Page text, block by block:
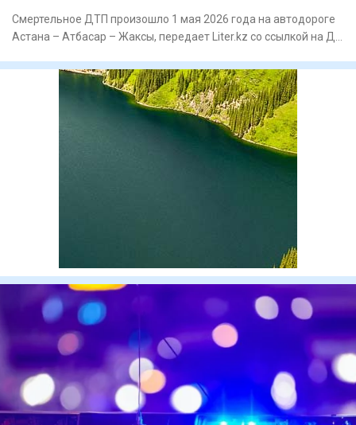
Смертельное ДТП произошло 1 мая 2026 года на автодороге
Астана – Атбасар – Жаксы, передает Liter.kz со ссылкой на ДП